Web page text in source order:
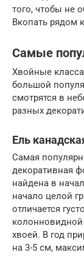
того, чтобы не
Вкопать рядом
Самые
Хвойные
большой
смотрятся в
разных
Ель
Самая
декоративная
найдена в
начало целой
отличается
колонновидной
хвоей. В год
на 3-5 см,